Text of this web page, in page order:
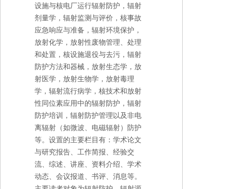
设施与核电厂运行辐射防护，辐射
剂量学，辐射监测与评价，核事故
应急响应与准备，辐射环境保护，
放射化学，放射性废物管理、处理
和处置，核设施退役与去污，辐射
防护方法和器械，放射生态学，放
射医学，放射生物学，放射毒理
学，辐射流行病学，核技术和放射
性同位素应用中的辐射防护，辐射
防护培训，辐射防护管理以及非电
离辐射（如微波、电磁辐射）防护
等。设置的主要栏目有：学术论文
与研究报告、工作简报、经验交
流、综述、讲座、资料介绍、学术
动态、会议报道、书评、消息等。